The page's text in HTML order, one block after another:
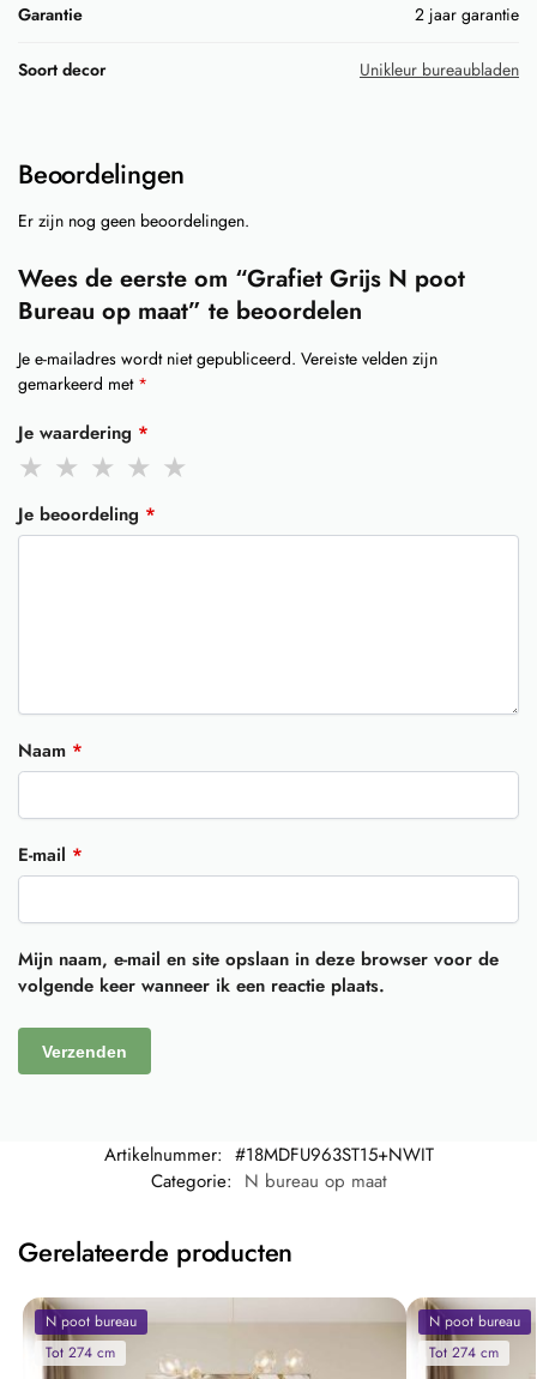
Garantie 2 jaar garantie
Soort decor Unikleur bureaubladen
Beoordelingen
Er zijn nog geen beoordelingen.
Wees de eerste om “Grafiet Grijs N poot
Bureau op maat” te beoordelen
Je e-mailadres wordt niet gepubliceerd. Vereiste velden zijn
gemarkeerd met *
Je waardering *
Je beoordeling *
Naam *
E-mail *
Mijn naam, e-mail en site opslaan in deze browser voor de
volgende keer wanneer ik een reactie plaats.
Artikelnummer: #18MDFU963ST15+NWIT
Categorie: N bureau op maat
Gerelateerde producten
N poot bureau
Tot 274 cm
N poot bureau
Tot 274 cm